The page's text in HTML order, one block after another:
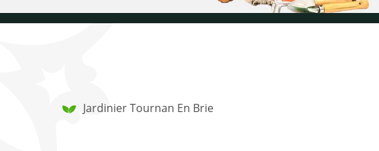
Jardinier Tournan En Brie